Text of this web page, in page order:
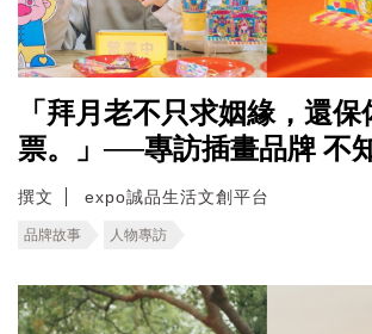
「拜月老不只求姻緣，還
票。」──專訪插畫品牌 不
撰文 expo誠品生活文創平台
品牌故事 人物專訪